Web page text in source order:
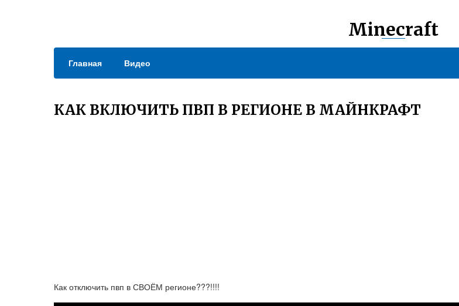
Minecraft
Главная Видео
КАК ВКЛЮЧИТЬ ПВП В РЕГИОНЕ В МАЙНКРАФТ
Как отключить пвп в СВОЁМ регионе???!!!!